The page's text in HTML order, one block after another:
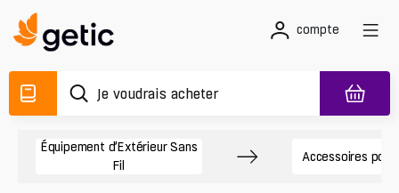
compte
Équipement d’Extérieur Sans
Fil
Accessoires